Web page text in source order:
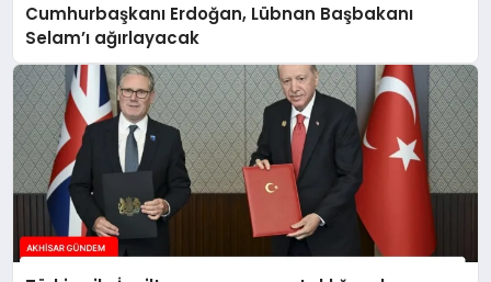
Cumhurbaşkanı Erdoğan, Lübnan Başbakanı
Selam’ı ağırlayacak